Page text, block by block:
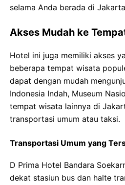
selama Anda berada di
Akses Mudah ke
Hotel ini juga memiliki akses
beberapa tempat wisata
dapat dengan mudah
Indonesia Indah, Museum
tempat wisata lainnya di
transportasi umum atau taksi.
Transportasi Umum yang
D Prima Hotel Bandara
dekat stasiun bus dan halte